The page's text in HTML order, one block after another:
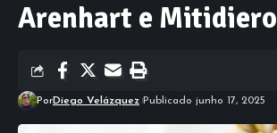
Arenhart e Mitidiero
PorDiego Velázquez Publicado junho 17, 2025